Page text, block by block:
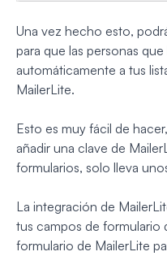
Una vez hecho esto,
para que las personas
automáticamente a tus
MailerLite.
Esto es muy fácil de
añadir una clave de
formularios, solo lleva
La integración de
tus campos de formulario
formulario de MailerLite